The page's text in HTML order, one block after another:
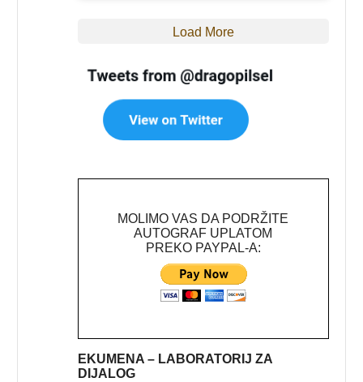
Load More
MOLIMO VAS DA PODRŽITE
AUTOGRAF UPLATOM
PREKO PAYPAL-A:
EKUMENA – LABORATORIJ ZA
DIJALOG